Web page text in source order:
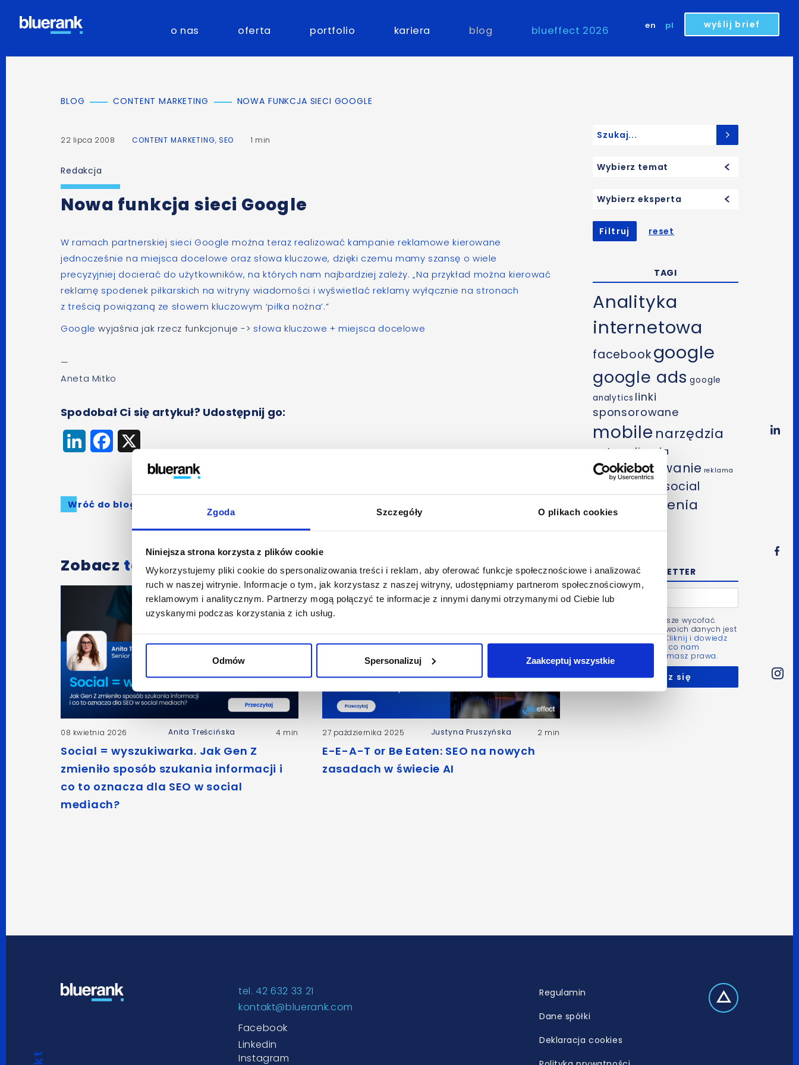
Zgoda Szczegóły O plikach cookies
Niniejsza strona korzysta z plików cookie
Wykorzystujemy pliki cookie do spersonalizowania treści i reklam, aby oferować funkcje społecznościowe i analizować
ruch w naszej witrynie. Informacje o tym, jak korzystasz z naszej witryny, udostępniamy partnerom społecznościowym,
reklamowym i analitycznym. Partnerzy mogą połączyć te informacje z innymi danymi otrzymanymi od Ciebie lub
uzyskanymi podczas korzystania z ich usług.
Odmów Spersonalizuj Zaakceptuj wszystkie
en pl wyślij brief
o nas oferta portfolio kariera blog blueffect 2026
BLOG CONTENT MARKETING NOWA FUNKCJA SIECI GOOGLE
22 lipca 2008 CONTENT MARKETING, SEO 1 min
Redakcja
Nowa funkcja sieci Google
W ramach partnerskiej sieci Google można teraz realizować kampanie reklamowe kierowane
jednocześnie namiejsca docelowe oraz słowa kluczowe, dzięki czemu mamy szansę o wiele
precyzyjniej docierać do użytkowników, na których nam najbardziej zależy. „Na przykład można kierować
reklamę spodenek piłkarskich na witryny wiadomości i wyświetlać reklamy wyłącznie na stronach
z treścią powiązaną ze słowem kluczowym ‘piłka nożna’.”
Google wyjaśnia jak rzecz funkcjonuje -> słowa kluczowe + miejsca docelowe
—
Aneta Mitko
Spodobał Ci się artykuł? Udostępnij go:
LinkedInFacebook
Wróć do bloga
Zobacz także:
08 kwietnia 2026 Anita Treścińska 4 min
Social = wyszukiwarka. Jak Gen Z
zmieniło sposób szukania informacji i
co to oznacza dla SEO w social
mediach?
27 października 2025 Justyna Pruszyńska 2 min
E-E-A-T or Be Eaten: SEO na nowych
zasadach w świecie AI
Wybierz temat
Wybierz eksperta
Filtruj reset
TAGI
Analityka
internetowa
facebookgoogle
google ads google
analytics linki
sponsorowane
mobile narzędzia
optymalizacja
pozycjonowanie reklama
social
media
szkolenia
NEWSLETTER
Zgodę możesz zawsze wycofać.
Administratorem Twoich danych jest
Kliknij i dowiedz
się więcej m.in. po co nam
Twoje dane i jakie masz prawa.
tel. 42 632 33 21
kontakt@bluerank.com
Facebook
Linkedin
Instagram
Regulamin
Dane spółki
Deklaracja cookies